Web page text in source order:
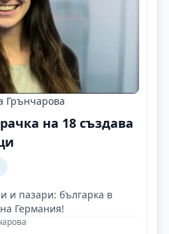
Грънчарова
на 18 създава
и пазари: българка в
Германия!